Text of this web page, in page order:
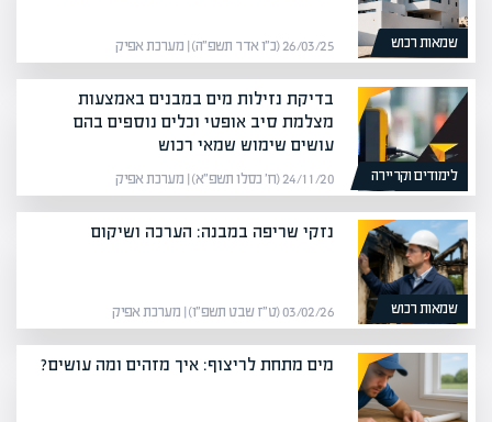
שמאות רכוש 26/03/25 (כ״ו אדר תשפ״ה) | מערכת אפיק
לימודים וקריירה
בדיקת נזילות מים במבנים באמצעות
מצלמת סיב אופטי וכלים נוספים בהם
עושים שימוש שמאי רכוש
24/11/20 (ח׳ כסלו תשפ״א) | מערכת אפיק
שמאות רכוש
נזקי שריפה במבנה: הערכה ושיקום
03/02/26 (ט״ז שבט תשפ״ו) | מערכת אפיק
מים מתחת לריצוף: איך מזהים ומה עושים?